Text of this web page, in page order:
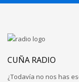
CUÑA RADIO
¿Todavía no nos has